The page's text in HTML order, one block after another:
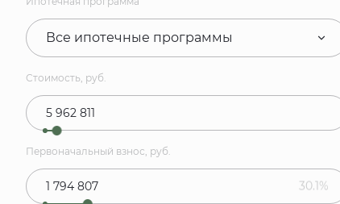
Все ипотечные программы
Стоимость, руб.
Первоначальный взнос, руб.
30.1%